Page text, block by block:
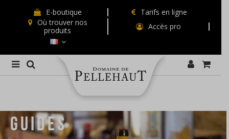
E-boutique
Tarifs en ligne
Où trouver nos
produits
Accès pro
GUIDES